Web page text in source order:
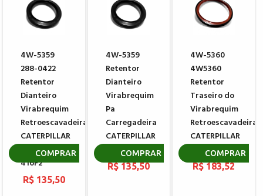
4W-5359
288-0422
Retentor
Dianteiro
Virabrequim
Retroescavadeira
CATERPILLAR
416D 416E
416F2
R$ 135,50
COMPRAR
4W-5359
Retentor
Dianteiro
Virabrequim
Pa
Carregadeira
CATERPILLAR
924G
R$ 135,50
COMPRAR
4W-5360
4W5360
Retentor
Traseiro do
Virabrequim
Retroescavadeira
CATERPILLAR
416D
R$ 183,52
COMPRAR